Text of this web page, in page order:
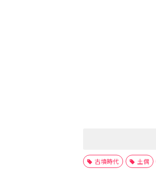
古墳時代 土偶